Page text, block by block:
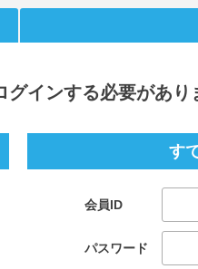
グインする必要があり
す
会員ID
パスワード